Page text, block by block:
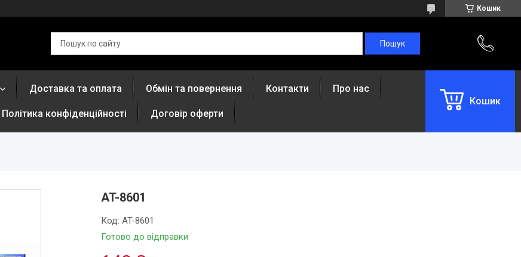
Кошик
Доставка та оплата Обмін та повернення Контакти Про нас
Політика конфіденційності Договір оферти
Кошик
AT-8601
Готово до відправки
Код:AT-8601